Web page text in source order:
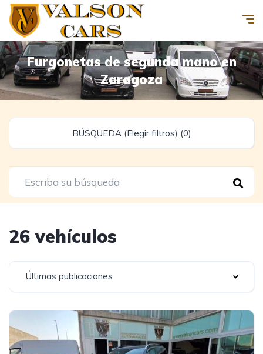
Furgonetas de segunda mano en
Zaragoza
BÚSQUEDA (Elegir filtros) (0)
26 vehículos
Últimas publicaciones